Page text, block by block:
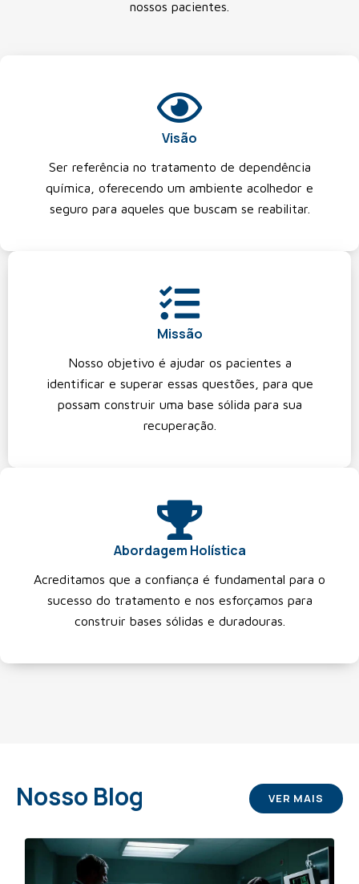
nossos pacientes.
Visão
Ser referência no tratamento de dependência
química, oferecendo um ambiente acolhedor e
seguro para aqueles que buscam se reabilitar.
Missão
Nosso objetivo é ajudar os pacientes a
identificar e superar essas questões, para que
possam construir uma base sólida para sua
recuperação.
Abordagem Holística
Acreditamos que a confiança é fundamental para o
sucesso do tratamento e nos esforçamos para
construir bases sólidas e duradouras.
Nosso Blog VER MAIS